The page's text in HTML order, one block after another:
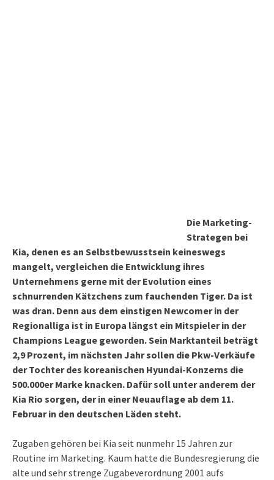
Die Marketing-
Strategen bei
Kia, denen es an Selbstbewusstsein keineswegs
mangelt, vergleichen die Entwicklung ihres
Unternehmens gerne mit der Evolution eines
schnurrenden Kätzchens zum fauchenden Tiger. Da ist
was dran. Denn aus dem einstigen Newcomer in der
Regionalliga ist in Europa längst ein Mitspieler in der
Champions League geworden. Sein Marktanteil beträgt
2,9 Prozent, im nächsten Jahr sollen die Pkw-Verkäufe
der Tochter des koreanischen Hyundai-Konzerns die
500.000er Marke knacken. Dafür soll unter anderem der
Kia Rio sorgen, der in einer Neuauflage ab dem 11.
Februar in den deutschen Läden steht.
Zugaben gehören bei Kia seit nunmehr 15 Jahren zur
Routine im Marketing. Kaum hatte die Bundesregierung die
alte und sehr strenge Zugabeverordnung 2001 aufs